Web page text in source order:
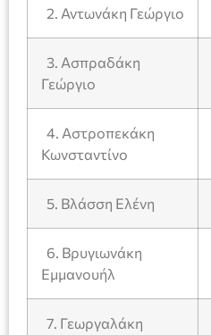
2. Αντωνάκη Γεώργιο
3. Ασπραδάκη
Γεώργιο
4. Αστροπεκάκη
Κωνσταντίνο
5. Βλάσση Ελένη
6. Βρυγιωνάκη
Εμμανουήλ
7. Γεωργαλάκη